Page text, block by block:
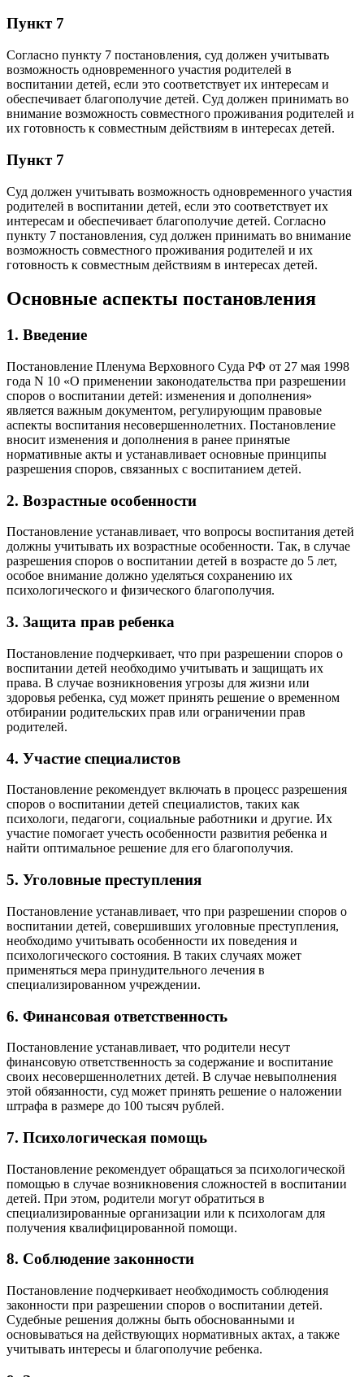
Пункт 7
Согласно пункту 7 постановления, суд должен учитывать
возможность одновременного участия родителей в
воспитании детей, если это соответствует их интересам и
обеспечивает благополучие детей. Суд должен принимать во
внимание возможность совместного проживания родителей и
их готовность к совместным действиям в интересах детей.
Пункт 7
Суд должен учитывать возможность одновременного участия
родителей в воспитании детей, если это соответствует их
интересам и обеспечивает благополучие детей. Согласно
пункту 7 постановления, суд должен принимать во внимание
возможность совместного проживания родителей и их
готовность к совместным действиям в интересах детей.
Основные аспекты постановления
1. Введение
Постановление Пленума Верховного Суда РФ от 27 мая 1998
года N 10 «О применении законодательства при разрешении
споров о воспитании детей: изменения и дополнения»
является важным документом, регулирующим правовые
аспекты воспитания несовершеннолетних. Постановление
вносит изменения и дополнения в ранее принятые
нормативные акты и устанавливает основные принципы
разрешения споров, связанных с воспитанием детей.
2. Возрастные особенности
Постановление устанавливает, что вопросы воспитания детей
должны учитывать их возрастные особенности. Так, в случае
разрешения споров о воспитании детей в возрасте до 5 лет,
особое внимание должно уделяться сохранению их
психологического и физического благополучия.
3. Защита прав ребенка
Постановление подчеркивает, что при разрешении споров о
воспитании детей необходимо учитывать и защищать их
права. В случае возникновения угрозы для жизни или
здоровья ребенка, суд может принять решение о временном
отбирании родительских прав или ограничении прав
родителей.
4. Участие специалистов
Постановление рекомендует включать в процесс разрешения
споров о воспитании детей специалистов, таких как
психологи, педагоги, социальные работники и другие. Их
участие помогает учесть особенности развития ребенка и
найти оптимальное решение для его благополучия.
5. Уголовные преступления
Постановление устанавливает, что при разрешении споров о
воспитании детей, совершивших уголовные преступления,
необходимо учитывать особенности их поведения и
психологического состояния. В таких случаях может
применяться мера принудительного лечения в
специализированном учреждении.
6. Финансовая ответственность
Постановление устанавливает, что родители несут
финансовую ответственность за содержание и воспитание
своих несовершеннолетних детей. В случае невыполнения
этой обязанности, суд может принять решение о наложении
штрафа в размере до 100 тысяч рублей.
7. Психологическая помощь
Постановление рекомендует обращаться за психологической
помощью в случае возникновения сложностей в воспитании
детей. При этом, родители могут обратиться в
специализированные организации или к психологам для
получения квалифицированной помощи.
8. Соблюдение законности
Постановление подчеркивает необходимость соблюдения
законности при разрешении споров о воспитании детей.
Судебные решения должны быть обоснованными и
основываться на действующих нормативных актах, а также
учитывать интересы и благополучие ребенка.